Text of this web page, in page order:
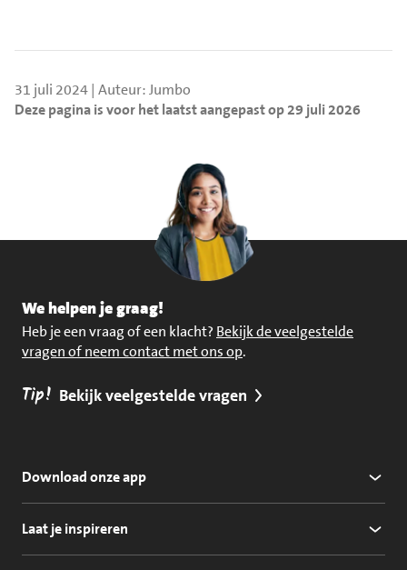
31 juli 2024 | Auteur: Jumbo
Deze pagina is voor het laatst aangepast op 29 juli 2026
We helpen je graag!
Heb je een vraag of een klacht? Bekijk de veelgestelde
vragen of neem contact met ons op.
Tip! Bekijk veelgestelde vragen
Download onze app
Laat je inspireren